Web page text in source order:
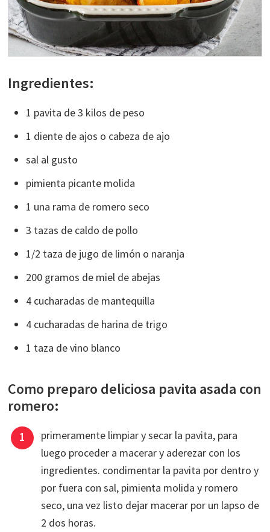
Ingredientes:
1 pavita de 3 kilos de peso
1 diente de ajos o cabeza de ajo
sal al gusto
pimienta picante molida
1 una rama de romero seco
3 tazas de caldo de pollo
1/2 taza de jugo de limón o naranja
200 gramos de miel de abejas
4 cucharadas de mantequilla
4 cucharadas de harina de trigo
1 taza de vino blanco
Como preparo deliciosa pavita asada con
romero:
primeramente limpiar y secar la pavita, para
luego proceder a macerar y aderezar con los
ingredientes. condimentar la pavita por dentro y
por fuera con sal, pimienta molida y romero
seco, una vez listo dejar macerar por un lapso de
2 dos horas.